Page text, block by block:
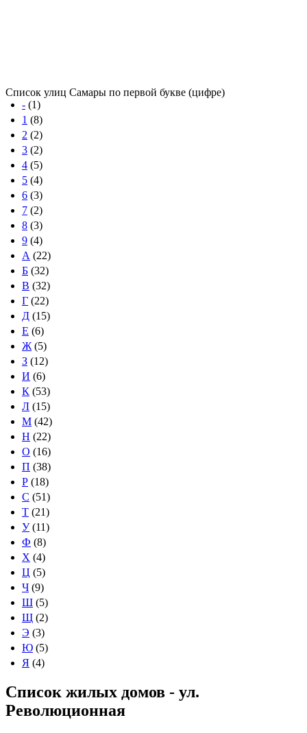
Список улиц Самары по первой букве (цифре)
- (1)
1 (8)
2 (2)
3 (2)
4 (5)
5 (4)
6 (3)
7 (2)
8 (3)
9 (4)
А (22)
Б (32)
В (32)
Г (22)
Д (15)
Е (6)
Ж (5)
З (12)
И (6)
К (53)
Л (15)
М (42)
Н (22)
О (16)
П (38)
Р (18)
С (51)
Т (21)
У(11)
Ф (8)
Х (4)
Ц (5)
Ч (9)
Ш (5)
Щ (2)
Э (3)
Ю (5)
Я (4)
Список жилых домов - ул.
Революционная